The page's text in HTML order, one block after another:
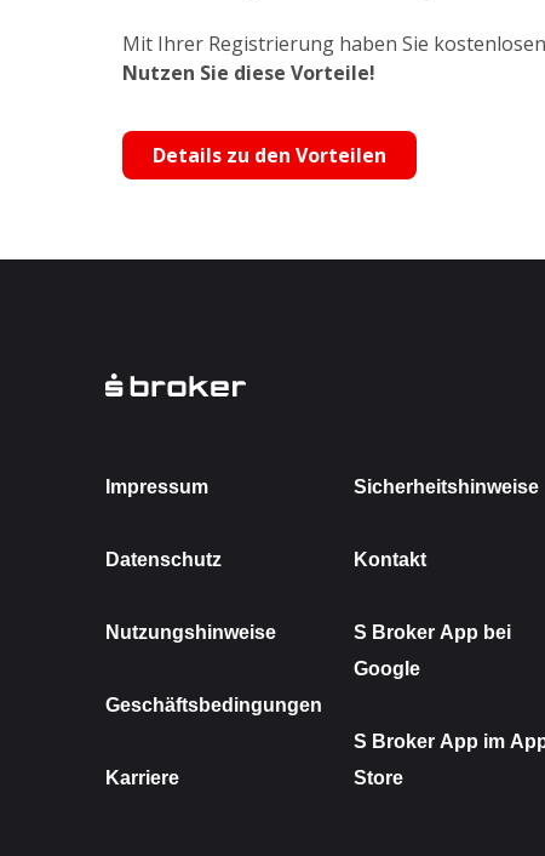
Mit Ihrer Registrierung haben Sie
Nutzen Sie diese Vorteile!
Details zu den Vorteilen